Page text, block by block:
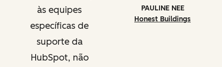
às equipes
específicas de
suporte da
HubSpot, não
PAULINE NEE
Honest Buildings